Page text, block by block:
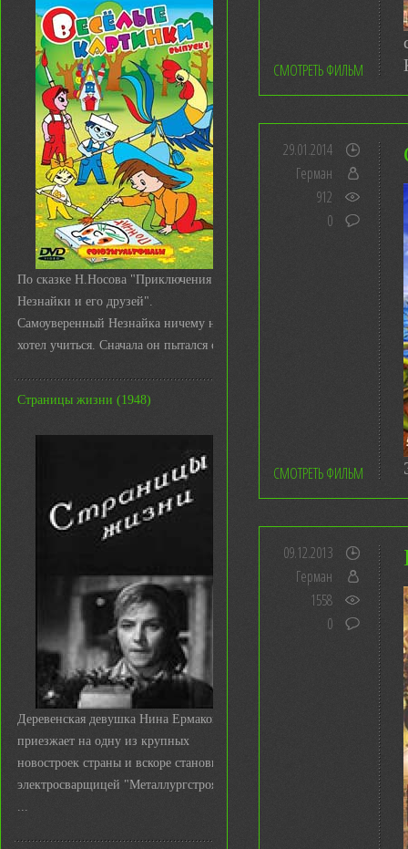
По сказке Н.Носова "Приключения
Незнайки и его друзей".
Самоуверенный Незнайка ничему не
хотел учиться. Сначала он пытался с ...
Страницы жизни (1948)
Деревенская девушка Нина Ермакова
приезжает на одну из крупных
новостроек страны и вскоре становится
электросварщицей "Металлургстроя&q
...
СМОТРЕТЬ ФИЛЬМ
29.01.2014
Герман
912
0
СМОТРЕТЬ ФИЛЬМ
09.12.2013
Герман
1558
0